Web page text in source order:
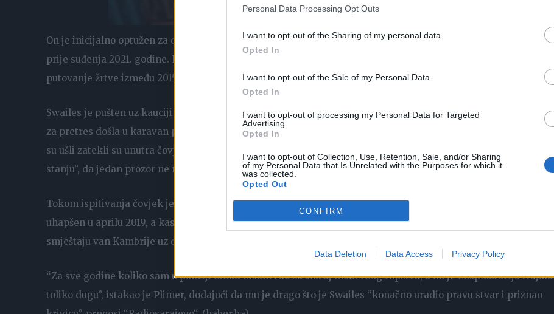
Personal Data Processing Opt Outs
I want to opt-out of the Sharing of my personal data.
Opted In
I want to opt-out of the Sale of my Personal Data.
Opted In
I want to opt-out of processing my Personal Data for Targeted
Advertising.
Opted In
I want to opt-out of Collection, Use, Retention, Sale, and/or Sharing
of my Personal Data that Is Unrelated with the Purposes for which it
was collected.
Opted Out
CONFIRM
Data Deletion Data Access Privacy Policy
On je inicijalno optužen za držanje čovjeka u ropstvu zajedno sa svojim ocem Peter Swailes (81), koji je umro
prije suđenja 2021. godine. Prethodno su se obojica izjasnili da nisu krivi za zavjeru da dogovore ili organizuju
putovanje žrtve između 2015-2019. kako bi ga eksploatisali.
Swailes je pušten uz kauciji i treba da se pojavi na sudu 4. februara radi izricanja kazne. Policija je sa nalogom
za pretres došla u karavan park 3. oktobra 2018, kad su pronašli zelenu, drvenu šupu. Pokucali su na vrata i kad
su ušli zatekli su unutra čovjeka koji im je rekao da tu živi već 40 godina. Policija je navela da je šupa “u lošem
stanju”, da jedan prozor ne može da se skroz zatvori i da nema grijanja.
Tokom ispitivanja čovjek je rekao da je radio na farmama i da su mu plaćali 10 funti dnevno. Swailes mlađi je
uhapšen u aprilu 2019, a kasnije je optužen zajedno sa ocem. Žrtva je uvedena u vladin program i sada živi u
smještaju van Kambrije uz obezbjeđenu pomoć.
“Za sve godine koliko sam u policiji nikad nisam čuo za slučaj modernog ropstva, a da je eksploatacija trajala
toliko dugu”, istakao je Plimer, dodajući da mu je drago što je Swailes “konačno uradio pravu stvar i priznao